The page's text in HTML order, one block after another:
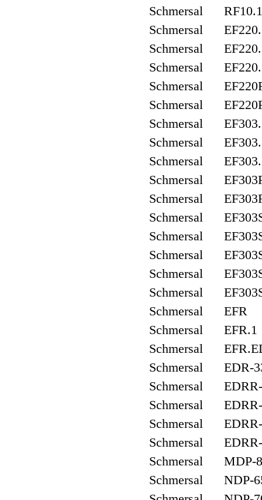
Schmersal RF10.1
Schmersal
Schmersal
Schmersal
Schmersal
Schmersal
Schmersal
Schmersal
Schmersal
Schmersal
Schmersal
Schmersal
Schmersal
Schmersal
Schmersal
Schmersal
Schmersal EFR
Schmersal EFR.1
Schmersal
Schmersal EDR-
Schmersal EDRR-
Schmersal EDRR-
Schmersal EDRR-
Schmersal EDRR-
Schmersal MDP-8
Schmersal NDP-